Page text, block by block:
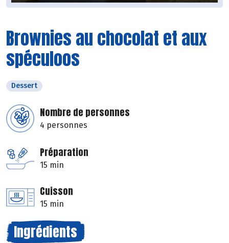
Brownies au chocolat et aux
spéculoos
Dessert
Nombre de personnes
4 personnes
Préparation
15 min
Cuisson
15 min
Ingrédients